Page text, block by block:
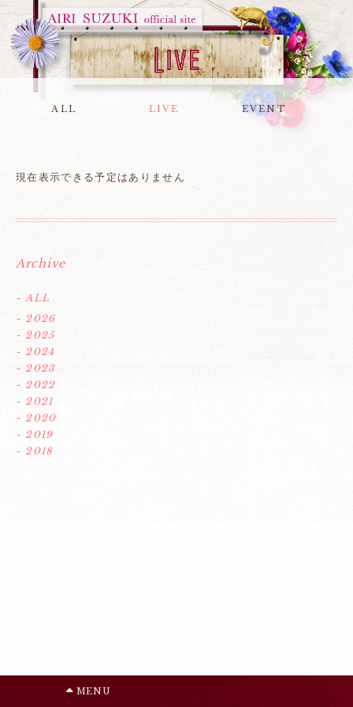
ALL LIVE EVENT
現在表示できる予定はありません
Archive
- ALL
- 2026
- 2025
- 2024
- 2023
- 2022
- 2021
- 2020
- 2019
- 2018
MENU